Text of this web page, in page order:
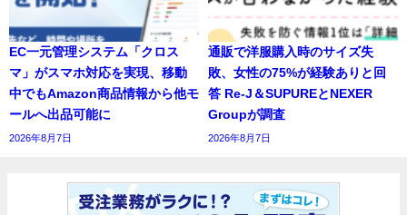
EC一元管理システム「クロス
マ」がスマホ対応を実現、移動
中でもAmazon商品情報から他モ
ールへ出品可能に
2026年8月7日
通販で洋服購入時のサイズ失
敗、女性の75%が経験ありと回
答 Re-J＆SUPUREとNEXER
Groupが調査
2026年8月7日